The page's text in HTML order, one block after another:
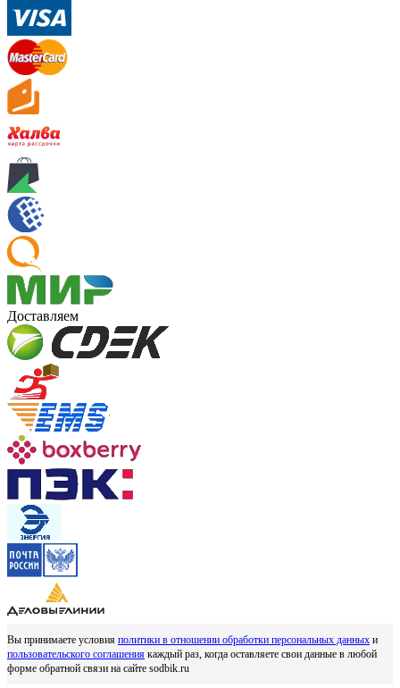
Доставляем
Вы принимаете условия политики в отношении обработки персональных данных и
пользовательского соглашения каждый раз, когда оставляете свои данные в любой
форме обратной связи на сайте sodbik.ru